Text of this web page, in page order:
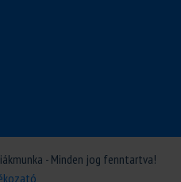
- Minden jog fenntartva!